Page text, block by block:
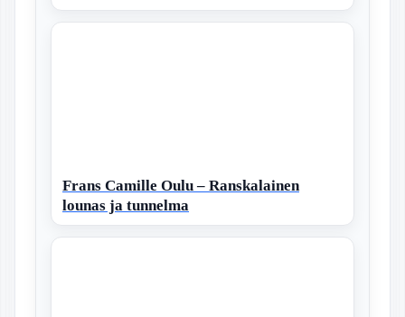
Frans Camille Oulu – Ranskalainen
lounas ja tunnelma